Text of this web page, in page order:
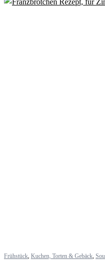
Frühstück, Kuchen, Torten & Gebäck,